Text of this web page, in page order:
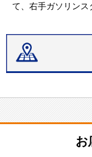
て、右手ガソリンス
お